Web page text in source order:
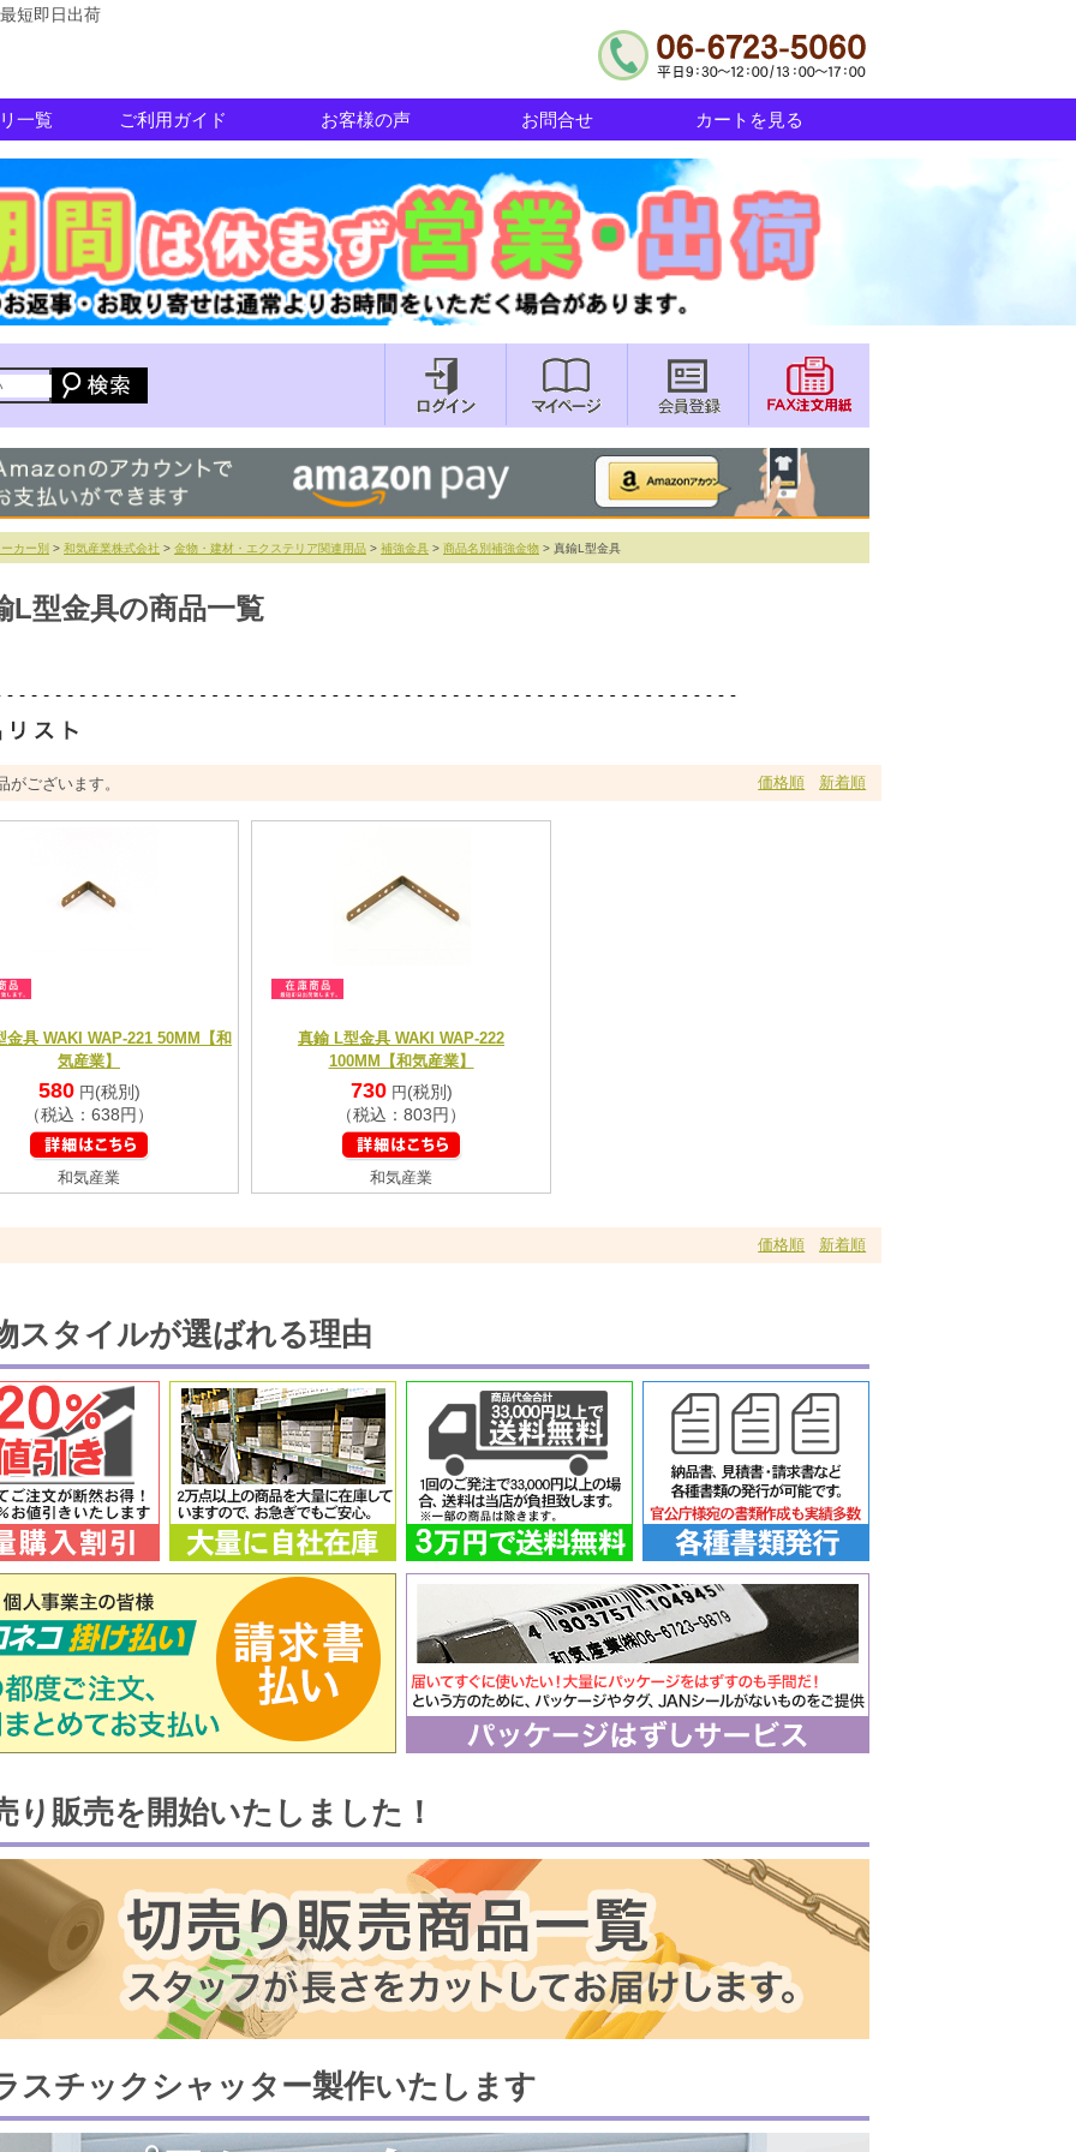
短即日出荷
一覧 ご利用ガイド お客様の声 お問合せ カートを見る
カー別 > 和気産業株式会社 > 金物・建材・エクステリア関連用品 > 補強金具 > 商品名別補強金物 > 真鍮L型金具
L型金具の商品一覧
がございます。 価格順 新着順
金具 WAKI WAP-221 50MM【和
気産業】
580円 (税別)
（税込：638円）
和気産業
真鍮 L型金具 WAKI WAP-222
100MM【和気産業】
730円 (税別)
（税込：803円）
和気産業
価格順 新着順
スタイルが選ばれる理由
り販売を開始いたしました！
スチックシャッター製作いたします